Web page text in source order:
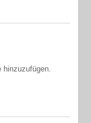
hinzuzufügen.